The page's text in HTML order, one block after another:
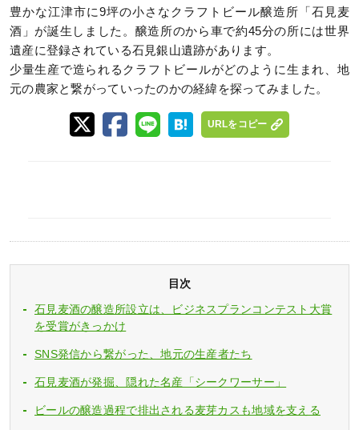
豊かな江津市に9坪の小さなクラフトビール醸造所「石見麦
酒」が誕生しました。醸造所のから車で約45分の所には世界
遺産に登録されている石見銀山遺跡があります。
少量生産で造られるクラフトビールがどのように生まれ、地
元の農家と繋がっていったのかの経緯を探ってみました。
URLをコピー
目次
石見麦酒の醸造所設立は、ビジネスプランコンテスト大賞
を受賞がきっかけ
SNS発信から繋がった、地元の生産者たち
石見麦酒が発掘、隠れた名産「シークワーサー」
ビールの醸造過程で排出される麦芽カスも地域を支える